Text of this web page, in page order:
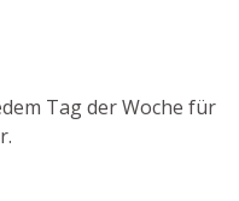
Tag der Woche für